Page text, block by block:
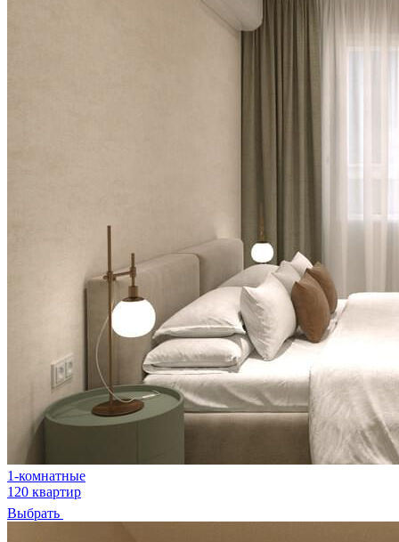
1-комнатные
120 квартир
Выбрать